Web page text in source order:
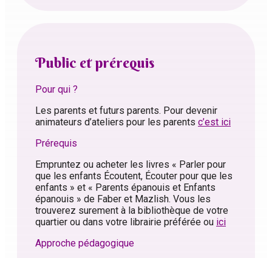
Public et prérequis
Pour qui ?
Les parents et futurs parents. Pour devenir
animateurs d’ateliers pour les parents c’est ici
Prérequis
Empruntez ou acheter les livres « Parler pour
que les enfants Écoutent, Écouter pour que les
enfants » et « Parents épanouis et Enfants
épanouis » de Faber et Mazlish. Vous les
trouverez surement à la bibliothèque de votre
quartier ou dans votre librairie préférée ou ici
Approche pédagogique